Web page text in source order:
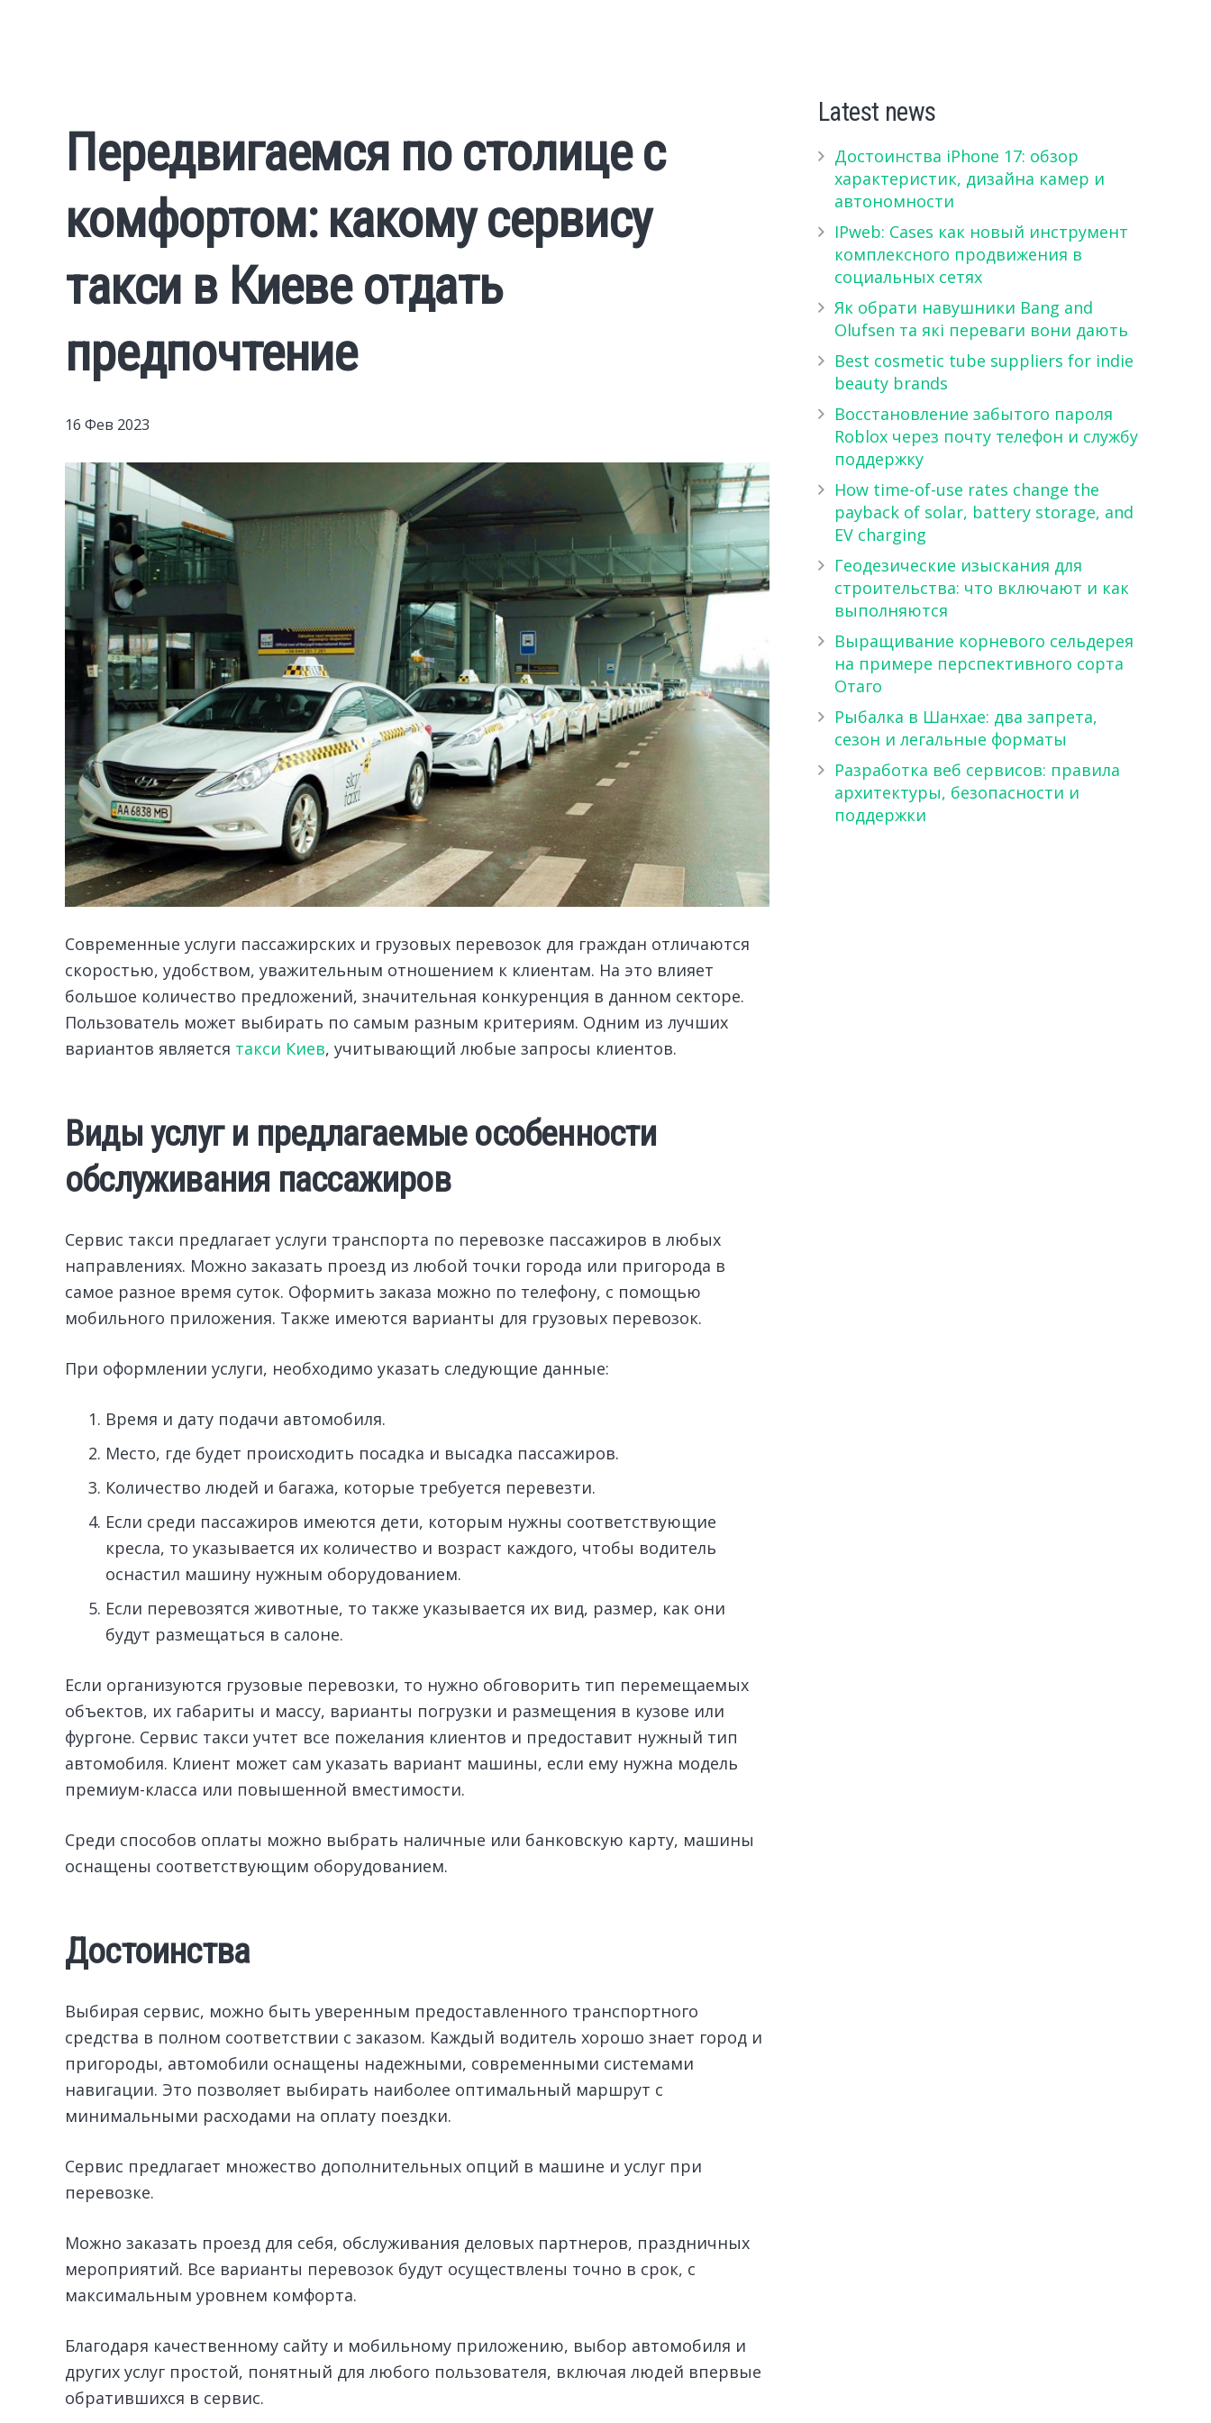
Передвигаемся по столице с
комфортом: какому сервису
такси в Киеве отдать
предпочтение
16 Фев 2023
Современные услуги пассажирских и грузовых перевозок для граждан отличаются
скоростью, удобством, уважительным отношением к клиентам. На это влияет
большое количество предложений, значительная конкуренция в данном секторе.
Пользователь может выбирать по самым разным критериям. Одним из лучших
вариантов является такси Киев, учитывающий любые запросы клиентов.
Виды услуг и предлагаемые особенности
обслуживания пассажиров
Сервис такси предлагает услуги транспорта по перевозке пассажиров в любых
направлениях. Можно заказать проезд из любой точки города или пригорода в
самое разное время суток. Оформить заказа можно по телефону, с помощью
мобильного приложения. Также имеются варианты для грузовых перевозок.
При оформлении услуги, необходимо указать следующие данные:
Время и дату подачи автомобиля.
Место, где будет происходить посадка и высадка пассажиров.
Количество людей и багажа, которые требуется перевезти.
Если среди пассажиров имеются дети, которым нужны соответствующие
кресла, то указывается их количество и возраст каждого, чтобы водитель
оснастил машину нужным оборудованием.
Если перевозятся животные, то также указывается их вид, размер, как они
будут размещаться в салоне.
Если организуются грузовые перевозки, то нужно обговорить тип перемещаемых
объектов, их габариты и массу, варианты погрузки и размещения в кузове или
фургоне. Сервис такси учтет все пожелания клиентов и предоставит нужный тип
автомобиля. Клиент может сам указать вариант машины, если ему нужна модель
премиум-класса или повышенной вместимости.
Среди способов оплаты можно выбрать наличные или банковскую карту, машины
оснащены соответствующим оборудованием.
Достоинства
Выбирая сервис, можно быть уверенным предоставленного транспортного
средства в полном соответствии с заказом. Каждый водитель хорошо знает город и
пригороды, автомобили оснащены надежными, современными системами
навигации. Это позволяет выбирать наиболее оптимальный маршрут с
минимальными расходами на оплату поездки.
Сервис предлагает множество дополнительных опций в машине и услуг при
перевозке.
Можно заказать проезд для себя, обслуживания деловых партнеров, праздничных
мероприятий. Все варианты перевозок будут осуществлены точно в срок, с
максимальным уровнем комфорта.
Благодаря качественному сайту и мобильному приложению, выбор автомобиля и
других услуг простой, понятный для любого пользователя, включая людей впервые
обратившихся в сервис.
Latest news
Достоинства iPhone 17: обзор
характеристик, дизайна камер и
автономности
IPweb: Cases как новый инструмент
комплексного продвижения в
социальных сетях
Як обрати навушники Bang and
Olufsen та які переваги вони дають
Best cosmetic tube suppliers for indie
beauty brands
Восстановление забытого пароля
Roblox через почту телефон и службу
поддержку
How time-of-use rates change the
payback of solar, battery storage, and
EV charging
Геодезические изыскания для
строительства: что включают и как
выполняются
Выращивание корневого сельдерея
на примере перспективного сорта
Отаго
Рыбалка в Шанхае: два запрета,
сезон и легальные форматы
Разработка веб сервисов: правила
архитектуры, безопасности и
поддержки